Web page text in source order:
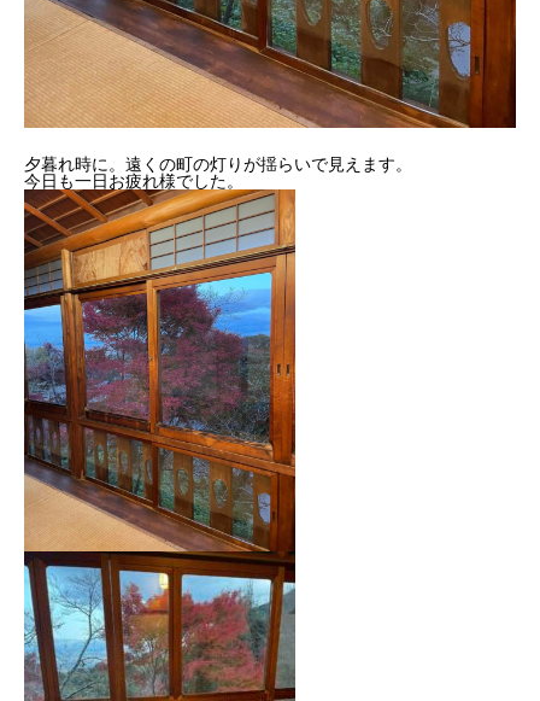
夕暮れ時に。遠くの町の灯りが揺らいで見えます。
今日も一日お疲れ様でした。